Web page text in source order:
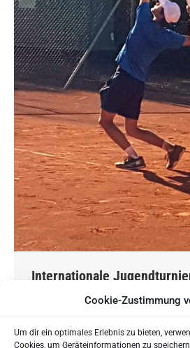
Cookie-Zustimmung
Um dir ein optimales Erlebnis zu bieten,
Cookies, um Geräteinformationen zu
Internationale
lädt zu einem sportlichen